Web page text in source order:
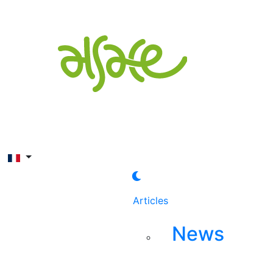
Articles
News